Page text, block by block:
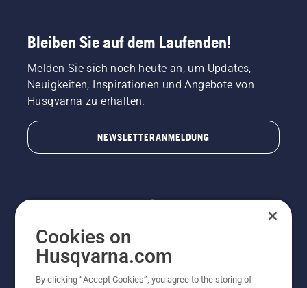
Bleiben Sie auf dem Laufenden!
Melden Sie sich noch heute an, um Updates,
Neuigkeiten, Inspirationen und Angebote von
Husqvarna zu erhalten.
NEWSLETTERANMELDUNG
© Husqvarna AB (publ). Alle Rechte vorbehalten.
Cookies on
Husqvarna.com
By clicking “Accept Cookies”, you agree to the storing of